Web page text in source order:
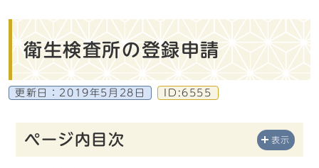
衛生検査所の登録申請
更新日： 2019年5月28日 ID:6555
ページ内目次 表示